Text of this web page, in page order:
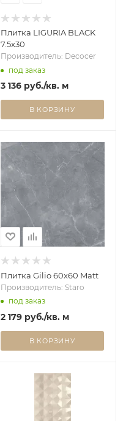
Плитка LIGURIA BLACK
7.5x30
Производитель: Decocer
под заказ
3 136руб./кв. м
В КОРЗИНУ
Плитка Gilio 60x60 Matt
Производитель: Staro
под заказ
2 179руб./кв. м
В КОРЗИНУ